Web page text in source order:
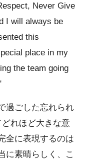
Never Give
I will always be
this
place in my
the team going
過ごした忘れられ
れほど大きな意
全に表現するのは
に素晴らしく、こ